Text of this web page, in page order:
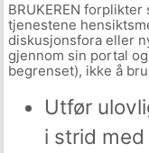
BRUKEREN
tjenestene
diskusjonsfora eller
gjennom sin portal
begrenset), ikke å
Utfør
i strid